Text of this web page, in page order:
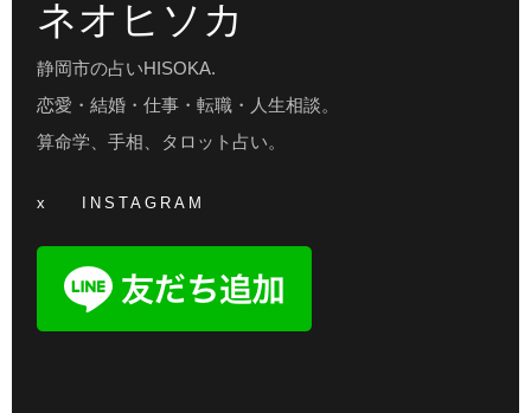
ネオヒソカ
静岡市の占いHISOKA.
恋愛・結婚・仕事・転職・人生相談。
算命学、手相、タロット占い。
x INSTAGRAM